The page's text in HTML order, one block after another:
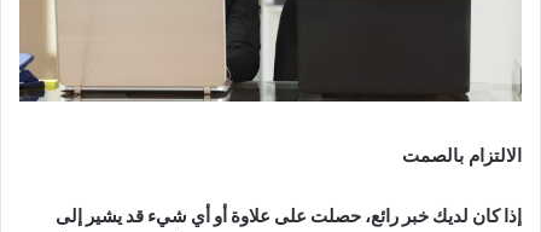
الالتزام بالصمت
إذا كان لديك خبر رائع، حصلت على علاوة أو أي شيء قد يشير إلى